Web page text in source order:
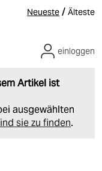
Neueste / Älteste
Artikel ist
ausgewählten
sie zu finden.
einloggen